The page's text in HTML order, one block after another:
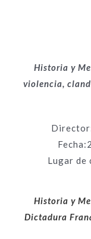
Historia y
violencia,
Lugar de
Historia y
Dictadura